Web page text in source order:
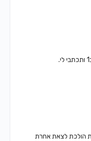
הולכת לצאת אחרת